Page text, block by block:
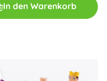
In den Warenkorb